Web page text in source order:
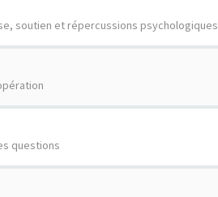
soutien et répercussions psychologiques
questions